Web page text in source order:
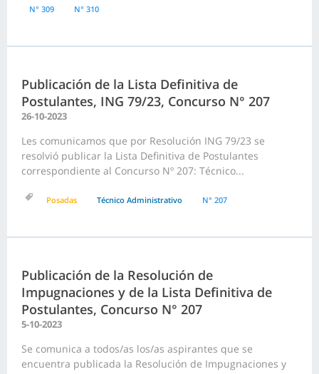
N° 309 N° 310
Publicación de la Lista Definitiva de
Postulantes, ING 79/23, Concurso N° 207
26-10-2023
Les comunicamos que por Resolución ING 79/23 se
resolvió publicar la Lista Definitiva de Postulantes
correspondiente al Concurso Nº 207: Técnico...
Posadas Técnico Administrativo N° 207
Publicación de la Resolución de
Impugnaciones y de la Lista Definitiva de
Postulantes, Concurso N° 207
5-10-2023
Se comunica a todos/as los/as aspirantes que se
encuentra publicada la Resolución de Impugnaciones y